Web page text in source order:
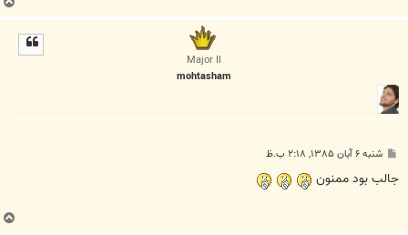
Major II
mohtasham
ت
شنبه ۶ آبان ۱۳۸۵, ۲:۱۸ ب.ظ
جالب بود ممنون